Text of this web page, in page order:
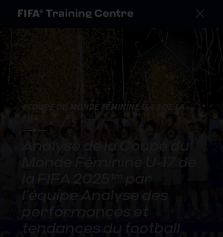
#COUPE DU MONDE FÉMININE U-17 DE LA
FIFA
Analyse de la Coupe du
Monde Féminine U-17 de
la FIFA 2025™ par
l’équipe Analyse des
performances et
tendances du football